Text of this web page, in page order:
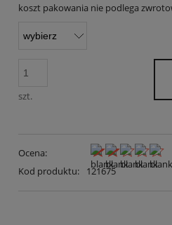
koszt pakowania nie podlega
szt.
Ocena:
Kod produktu:
121675